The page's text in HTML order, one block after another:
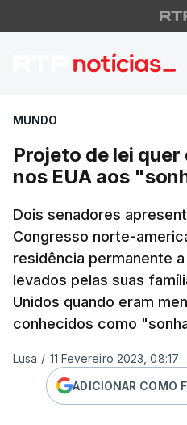
Projeto de
MUNDO
Projeto de lei
nos EUA aos
Dois senadores
Congresso norte-
residência permanente
levados pelas suas
Unidos quando eram
conhecidos como
Lusa / 11 Fevereiro 2023, 08:17
ADICIONAR COMO